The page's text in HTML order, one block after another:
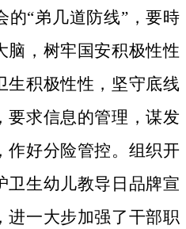
的“弟几道防线”，要時
脑，树牢国安积极性性
生积极性性，坚守底线
要求信息的管理，谋发
作好分险管控。组织开
卫生幼儿教导日品牌宣
进一大步加强了干部职